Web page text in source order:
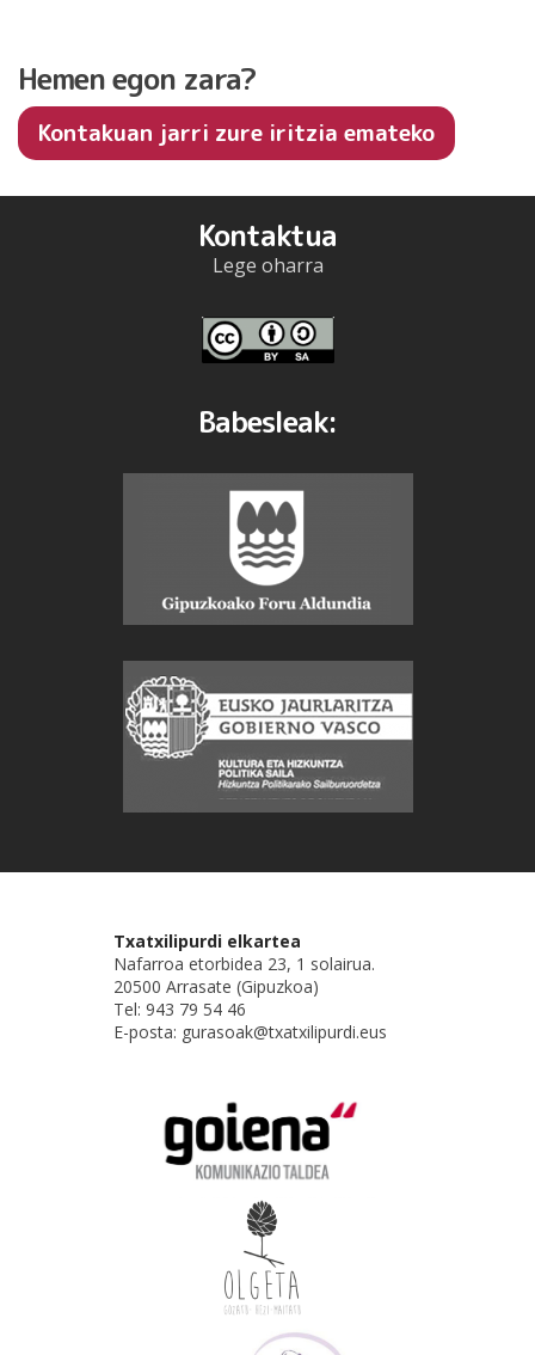
Hemen egon zara?
Kontakuan jarri zure iritzia emateko
Kontaktua
Lege oharra
Babesleak:
Txatxilipurdi elkartea
Nafarroa etorbidea 23, 1 solairua.
20500 Arrasate (Gipuzkoa)
Tel: 943 79 54 46
E-posta: gurasoak@txatxilipurdi.eus